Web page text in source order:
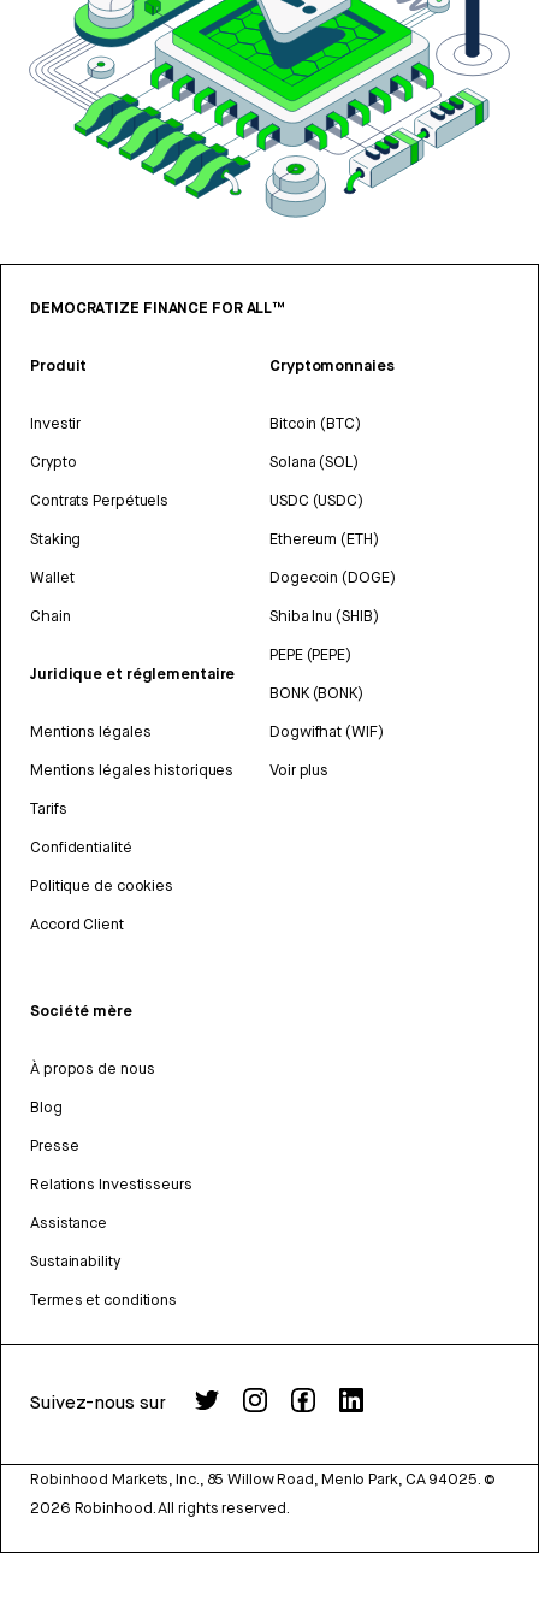
DEMOCRATIZE FINANCE FOR ALL™
Produit
Investir
Crypto
Contrats Perpétuels
Staking
Wallet
Chain
Juridique et réglementaire
Mentions légales
Mentions légales historiques
Tarifs
Confidentialité
Politique de cookies
Accord Client
Cryptomonnaies
Bitcoin (BTC)
Solana (SOL)
USDC (USDC)
Ethereum (ETH)
Dogecoin (DOGE)
Shiba Inu (SHIB)
PEPE (PEPE)
BONK (BONK)
Dogwifhat (WIF)
Voir plus
Société mère
À propos de nous
Blog
Presse
Relations Investisseurs
Assistance
Sustainability
Termes et conditions
Suivez-nous sur
Robinhood Markets, Inc., 85 Willow Road, Menlo Park, CA 94025. ©
2026 Robinhood. All rights reserved.